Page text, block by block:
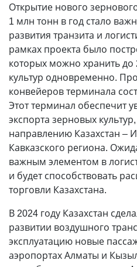
Открытие нового
1 млн тонн в год стало
развития транзита и
рамках проекта было
которых можно хранить до
культур одновременно.
конвейеров терминала
Этот терминал обеспечит
экспорта зерновых
направлению Казахстан –
Кавказского региона.
важным элементом в
и будет способствовать
торговли Казахстана.
В 2024 году Казахстан
развитии воздушного
эксплуатацию новые
аэропортах Алматы и